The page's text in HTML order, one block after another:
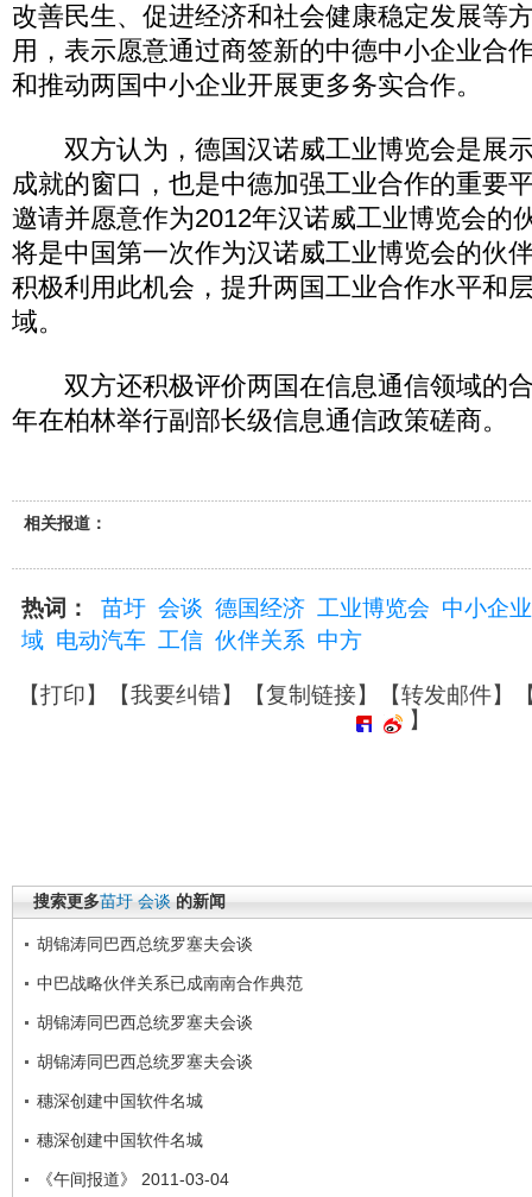
改善民生、促进经济和社会健康稳定发展等
用，表示愿意通过商签新的中德中小企业合
和推动两国中小企业开展更多务实合作。
双方认为，德国汉诺威工业博览会是展
成就的窗口，也是中德加强工业合作的重要
邀请并愿意作为2012年汉诺威工业博览会的
将是中国第一次作为汉诺威工业博览会的伙
积极利用此机会，提升两国工业合作水平和
域。
双方还积极评价两国在信息通信领域的
年在柏林举行副部长级信息通信政策磋商。
相关报道：
热词： 苗圩 会谈 德国经济 工业博览会 中小企业
域 电动汽车 工信 伙伴关系 中方
【打印】【我要纠错】【复制链接】【转发邮件】
】
搜索更多苗圩 会谈 的新闻
胡锦涛同巴西总统罗塞夫会谈
中巴战略伙伴关系已成南南合作典范
胡锦涛同巴西总统罗塞夫会谈
胡锦涛同巴西总统罗塞夫会谈
穗深创建中国软件名城
穗深创建中国软件名城
《午间报道》 2011-03-04